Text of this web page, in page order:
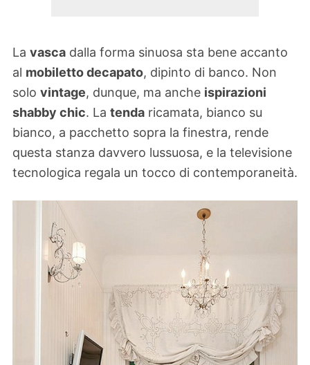
La vasca dalla forma sinuosa sta bene accanto
al mobiletto decapato, dipinto di banco. Non
solo vintage, dunque, ma anche ispirazioni
shabby chic. La tenda ricamata, bianco su
bianco, a pacchetto sopra la finestra, rende
questa stanza davvero lussuosa, e la televisione
tecnologica regala un tocco di contemporaneità.